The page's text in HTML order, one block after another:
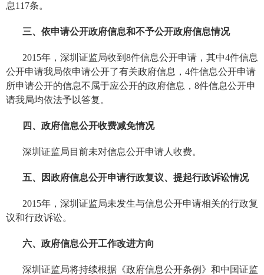
息117条。
三、依申请公开政府信息和不予公开政府信息情况
2015年，深圳证监局收到8件信息公开申请，其中4件信息
公开申请我局依申请公开了有关政府信息，4件信息公开申请
所申请公开的信息不属于应公开的政府信息，8件信息公开申
请我局均依法予以答复。
四、政府信息公开收费减免情况
深圳证监局目前未对信息公开申请人收费。
五、因政府信息公开申请行政复议、提起行政诉讼情况
2015年，深圳证监局未发生与信息公开申请相关的行政复
议和行政诉讼。
六、政府信息公开工作改进方向
深圳证监局将持续根据《政府信息公开条例》和中国证监